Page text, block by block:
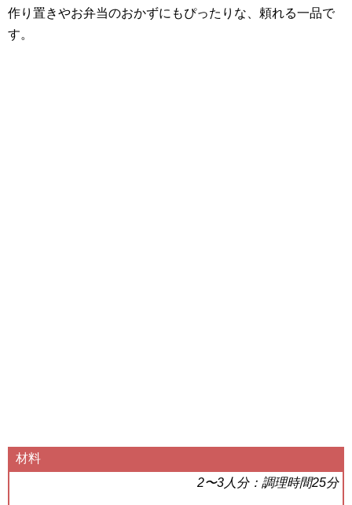
作り置きやお弁当のおかずにもぴったりな、頼れる一品で
す。
材料
2〜3人分：調理時間25分